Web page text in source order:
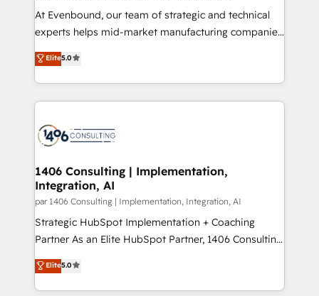
提供。 ▸ 既存CRM・MAからの移行支援：Salesforce・
Marketo・Pardot等からの移行、カスタム設計、履歴
データ移行と活用設計まで。 ▸ AEO対応：ChatGPT・
か？ ✓ HubSpot Eliteパートナー認定 ✓ HubSpotアワ
ード受賞・HUGリーダー ✓ ISO27001:2022 /
ISO9001:2015 取得 ✓ 400社以上の導入実績 ✓
状整理の壁打ちなど、構想段階からお気軽にお問い合わ
せください。
At Evenbound, our team of strategic and technical
experts helps mid-market manufacturing companies
achieve real growth. We specialize in delivering
tailored solutions that drive results by leveraging
HubSpot’s platform and data to fuel success.
Technical Solutions: - HubSpot Technical Consulting -
Onboarding - Data Migration & Integrations -
Technical Audit & Optimization Strategic Solutions: -
Revenue Operations - Inbound Marketing -
Outbound Marketing - HubSpot CMS Website
Design & Development We empower our clients to
reach their full potential by providing transparent,
relationship-driven support. With over 300 HubSpot
technical know-how and strategic guidance you
need to succeed.
Elite5.0
1406 Consulting | Implementation,
Integration, AI
par 1406 Consulting | Implementation, Integration, AI
Strategic HubSpot Implementation + Coaching
Partner As an Elite HubSpot Partner, 1406 Consulting
helps mid-market revenue teams transform how
they sell, market, and serve. We don't just build your
HubSpot—we teach your team to own it, then stay
Elite5.0